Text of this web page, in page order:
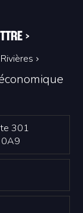
301
0A9
>